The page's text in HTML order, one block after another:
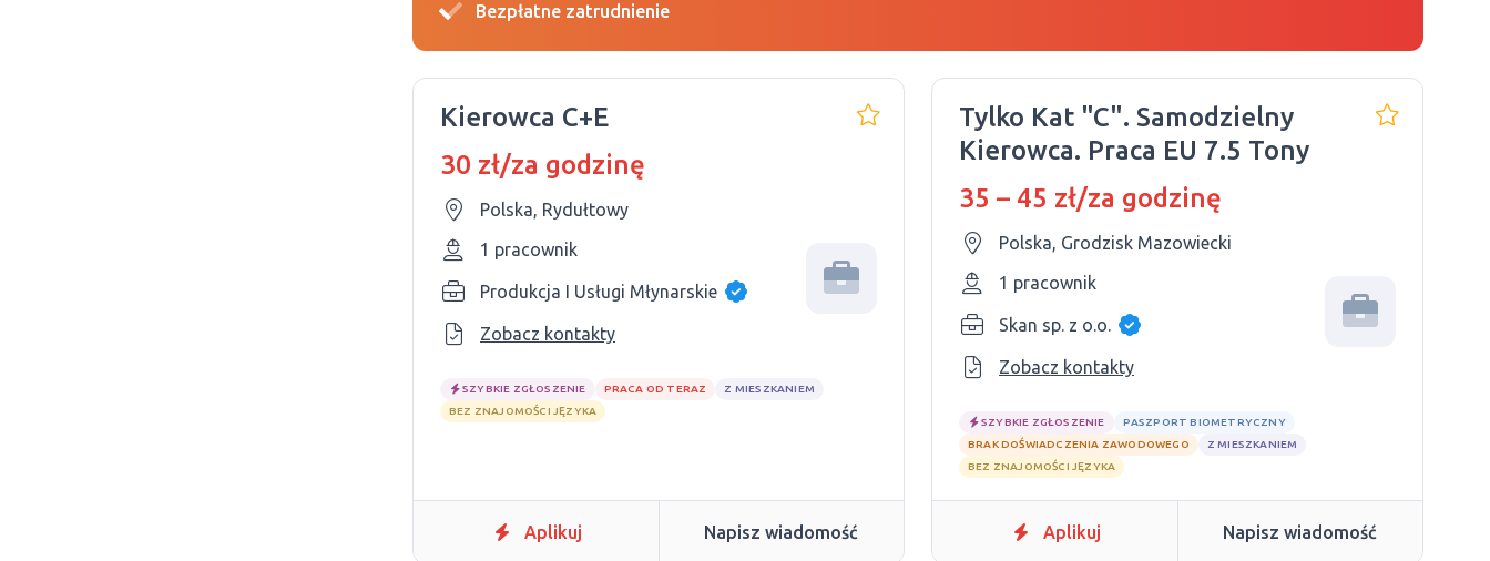
Bezpłatne zatrudnienie
Kierowca C+E
30 zł/za godzinę
Polska, Rydułtowy
1 pracownik
Produkcja I Usługi Młynarskie
Zobacz kontakty
SZYBKIE ZGŁOSZENIE PRACA OD TERAZ
Z MIESZKANIEM
BEZ ZNAJOMOŚCI JĘZYKA
Aplikuj Napisz wiadomość
Tylko Kat "C". Samodzielny
Kierowca. Praca EU 7.5 Tony
35 – 45 zł/za godzinę
Polska, Grodzisk Mazowiecki
1 pracownik
Skan sp. z o.o.
Zobacz kontakty
SZYBKIE ZGŁOSZENIE
PASZPORT BIOMETRYCZNY
BRAK DOŚWIADCZENIA ZAWODOWEGO
Z MIESZKANIEM
BEZ ZNAJOMOŚCI JĘZYKA
Aplikuj Napisz wiadomość